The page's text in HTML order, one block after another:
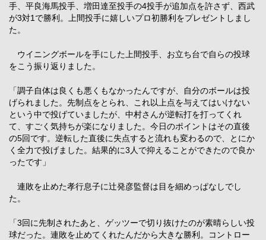
手、平良海馬投手、増田達至投手の4投手が追加点を許さず、西武
が3対1で勝利。上間投手に嬉しいプロ初勝利をプレゼントしまし
た。
ウイニングボールを手にした上間投手、お立ち台で自らの投球
をこう振り返りました。
「調子自体は良くも悪くもなかったんですが、自分のボールは投
げられました。先制点をとられ、これ以上点を与えてはいけない
という中で投げていましたが、中村さんが逆転打を打ってくれ
て、すごく気持ちが楽になりました。今日のポイントはその直後
の5回です。逆転した直後に失点すると流れも変わるので、とにか
く全力で投げました。結果的に3人で抑えることができたので良か
ったです」
連敗を止めた孝行息子に辻発彦監督は目を細めっぱなしでし
た。
「3回に先制されたあと、ゲッツーで切り抜けたのが素晴らしい投
球だった。連敗を止めてくれたんだから大きな勝利。コントロー